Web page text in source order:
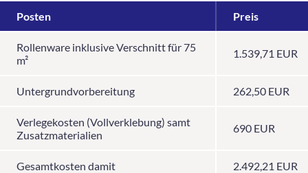
Posten Preis
Rollenware inklusive Verschnitt für 75
m²
1.539,71 EUR
Untergrundvorbereitung 262,50 EUR
Verlegekosten (Vollverklebung) samt
Zusatzmaterialien
690 EUR
Gesamtkosten damit 2.492,21 EUR